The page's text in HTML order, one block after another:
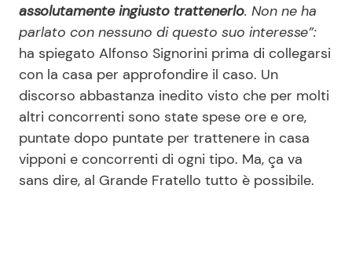
assolutamente ingiusto trattenerlo. Non ne ha
parlato con nessuno di questo suo interesse”:
ha spiegato Alfonso Signorini prima di collegarsi
con la casa per approfondire il caso. Un
discorso abbastanza inedito visto che per molti
altri concorrenti sono state spese ore e ore,
puntate dopo puntate per trattenere in casa
vipponi e concorrenti di ogni tipo. Ma, ça va
sans dire, al Grande Fratello tutto è possibile.